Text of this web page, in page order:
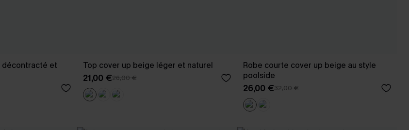
décontracté et
Top cover up beige léger et naturel
21,00 €26,00 €
Robe courte cover up beige au style
poolside
26,00 €32,00 €